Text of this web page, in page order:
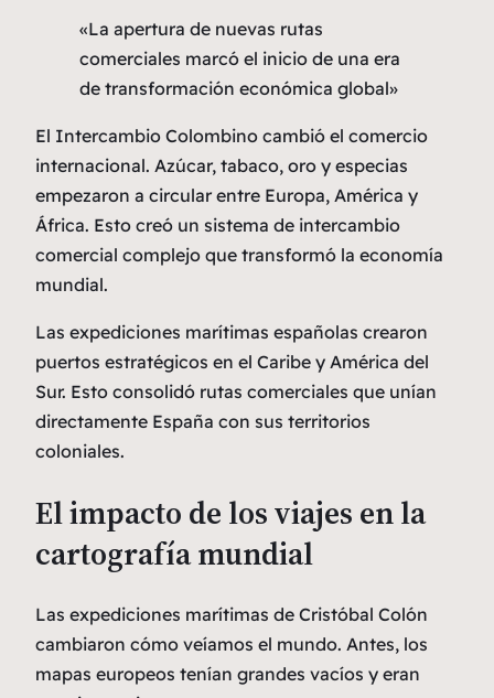
«La apertura de nuevas rutas
comerciales marcó el inicio de una era
de transformación económica global»
El Intercambio Colombino cambió el comercio
internacional. Azúcar, tabaco, oro y especias
empezaron a circular entre Europa, América y
África. Esto creó un sistema de intercambio
comercial complejo que transformó la economía
mundial.
Las expediciones marítimas españolas crearon
puertos estratégicos en el Caribe y América del
Sur. Esto consolidó rutas comerciales que unían
directamente España con sus territorios
coloniales.
El impacto de los viajes en la
cartografía mundial
Las expediciones marítimas de Cristóbal Colón
cambiaron cómo veíamos el mundo. Antes, los
mapas europeos tenían grandes vacíos y eran